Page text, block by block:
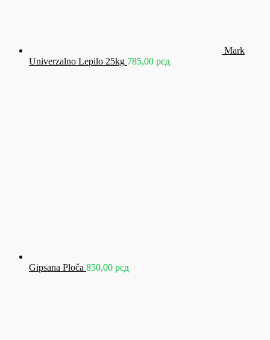
Mark
Univerzalno Lepilo 25kg 785,00 рсд
Gipsana Ploča 850,00 рсд